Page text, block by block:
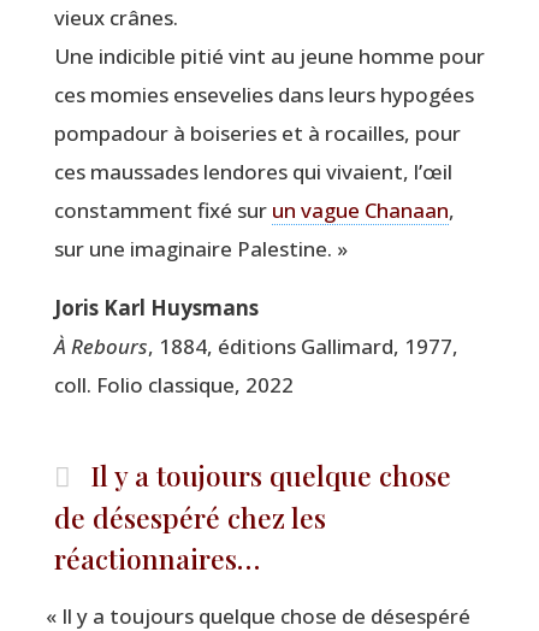
vieux crânes.
Une indi­cible pitié vint au jeune homme pour
ces momies ense­ve­lies dans leurs hypo­gées
pom­pa­dour à boi­se­ries et à rocailles, pour
ces maus­sades len­dores qui vivaient, l’œil
constam­ment fixé sur un vague Cha­naan,
sur une ima­gi­naire Palestine. »
Joris Karl Huysmans
À Rebours, 1884, édi­tions Gal­li­mard, 1977,
coll. Folio clas­sique, 2022
Il y a toujours quelque chose
de désespéré chez les
réactionnaires…
« Il y a tou­jours quelque chose de déses­pé­ré